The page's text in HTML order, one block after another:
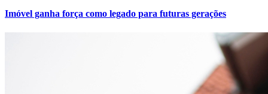
Imóvel ganha força como legado para futuras gerações